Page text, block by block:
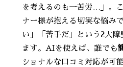
を考えるのも一苦労…」。
ナー様が抱える切実な悩み
い」「苦手だ」という2大障
ます。AIを使えば、誰でも
ショナルな口コミ対応が可